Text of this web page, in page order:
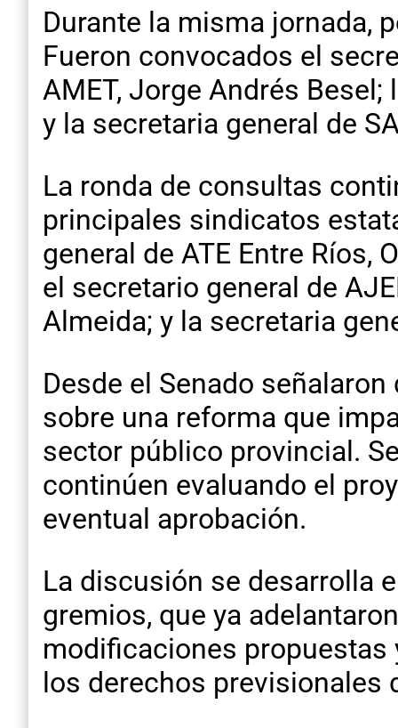
Durante la misma jornada,
Fueron convocados el
AMET, Jorge Andrés Besel;
y la secretaria general de
La ronda de consultas
principales sindicatos
general de ATE Entre Ríos,
el secretario general de
Almeida; y la secretaria
Desde el Senado
sobre una reforma que
sector público provincial.
continúen evaluando el
eventual aprobación.
La discusión se desarrolla
gremios, que ya
modificaciones
los derechos previsionales